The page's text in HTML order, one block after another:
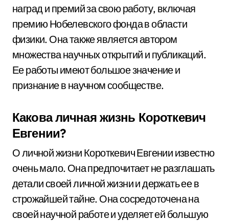
наград и премий за свою работу, включая
премию Нобелевского фонда в области
физики. Она также является автором
множества научных открытий и публикаций.
Ее работы имеют большое значение и
признание в научном сообществе.
Какова личная жизнь Короткевич
Евгении?
О личной жизни Короткевич Евгении известно
очень мало. Она предпочитает не разглашать
детали своей личной жизни и держать ее в
строжайшей тайне. Она сосредоточена на
своей научной работе и уделяет ей большую